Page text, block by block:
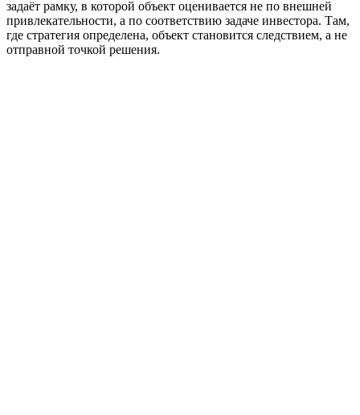
задаёт рамку, в которой объект оценивается не по внешней
привлекательности, а по соответствию задаче инвестора. Там,
где стратегия определена, объект становится следствием, а не
отправной точкой решения.